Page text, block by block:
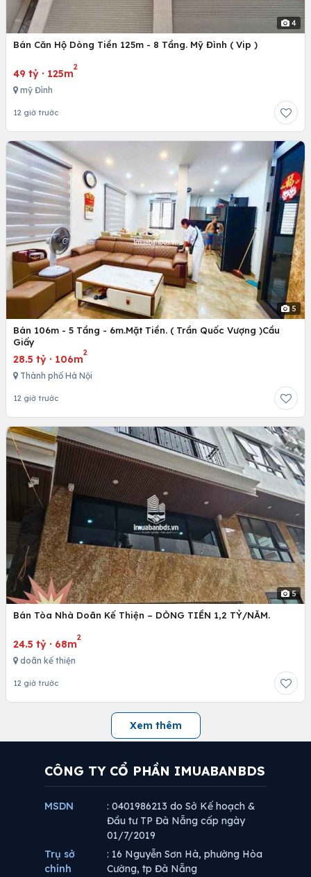
4
Bán Căn Hộ Dòng Tiền 125m - 8 Tầng. Mỹ Đình ( Vip )
49 tỷ · 125m
2
mỹ Đình
12 giờ trước
5
Bán 106m - 5 Tầng - 6m.Mặt Tiền. ( Trần Quốc Vượng )Cầu
Giấy
28.5 tỷ · 106m
2
Thành phố Hà Nội
12 giờ trước
5
Bán Tòa Nhà Doãn Kế Thiện – DÒNG TIỀN 1,2 TỶ/NĂM.
24.5 tỷ · 68m
2
doãn kế thiện
12 giờ trước
Xem thêm
CÔNG TY CỔ PHẦN IMUABANBDS
MSDN
: 0401986213 do Sở Kế hoạch &
Đầu tư TP Đà Nẵng cấp ngày
01/7/2019
Trụ sở
chính
: 16 Nguyễn Sơn Hà, phường Hòa
Cường, tp Đà Nẵng